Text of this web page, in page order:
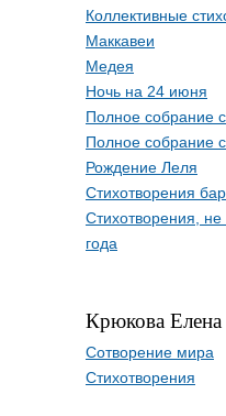
Коллективные
Маккавеи
Медея
Ночь на 24 июня
Полное собрание
Полное собрание
Рождение Леля
Стихотворения
Стихотворения,
года
Крюкова Елена
Сотворение мира
Стихотворения